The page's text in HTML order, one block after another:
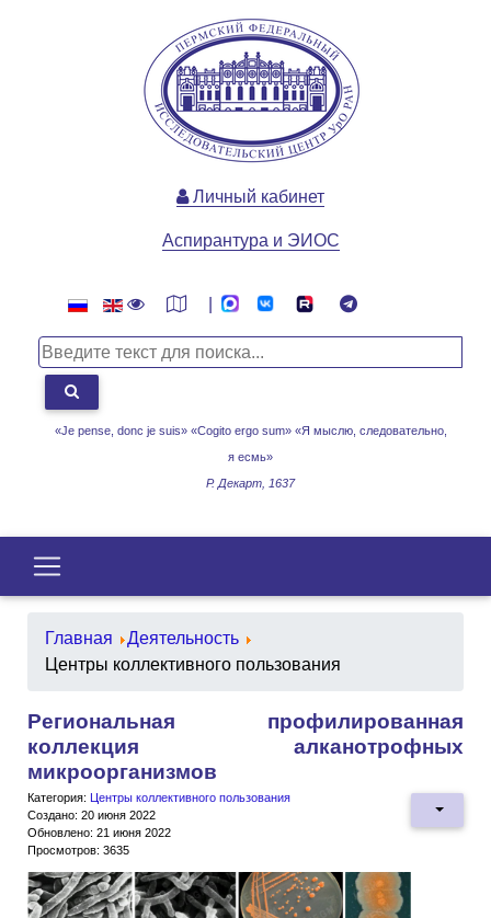
«Je pense, donc je suis» «Cogito ergo sum» «Я мыслю, следовательно,
я есмь»
Р. Декарт, 1637
Личный кабинет
Аспирантура и ЭИОС
Главная
Деятельность
Центры коллективного пользования
Региональная профилированная
коллекция алканотрофных
микроорганизмов
Категория: Центры коллективного пользования
Создано: 20 июня 2022
Обновлено: 21 июня 2022
Просмотров: 3635